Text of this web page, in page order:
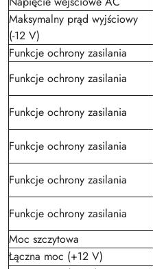
Maksymalny prąd wyjściowy
(-12 V)
Funkcje ochrony zasilania
Funkcje ochrony zasilania
Funkcje ochrony zasilania
Funkcje ochrony zasilania
Funkcje ochrony zasilania
Funkcje ochrony zasilania
Moc szczytowa
Łączna moc (+12 V)